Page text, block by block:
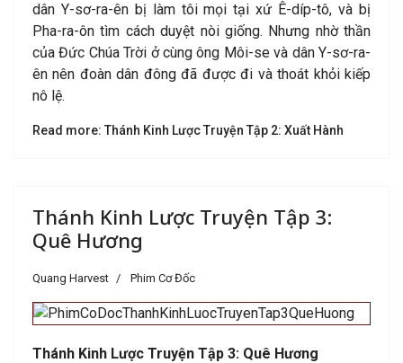
dân Y-sơ-ra-ên bị làm tôi mọi tại xứ Ê-díp-tô, và bị
Pha-ra-ôn tìm cách duyệt nòi giống. Nhưng nhờ thần
của Đức Chúa Trời ở cùng ông Môi-se và dân Y-sơ-ra-
ên nên đoàn dân đông đã được đi và thoát khỏi kiếp
nô lệ.
Read more: Thánh Kinh Lược Truyện Tập 2: Xuất Hành
Thánh Kinh Lược Truyện Tập 3:
Quê Hương
Quang Harvest Phim Cơ Đốc
Thánh Kinh Lược Truyện Tập 3: Quê Hương